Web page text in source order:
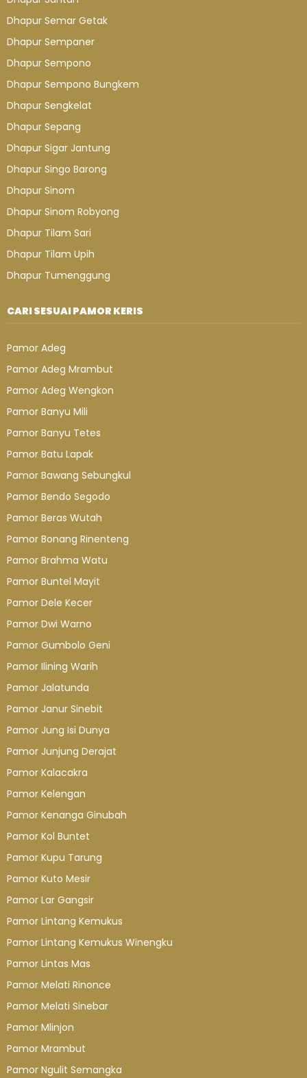
Dhapur Semar Getak
Dhapur Sempaner
Dhapur Sempono
Dhapur Sempono Bungkem
Dhapur Sengkelat
Dhapur Sepang
Dhapur Sigar Jantung
Dhapur Singo Barong
Dhapur Sinom
Dhapur Sinom Robyong
Dhapur Tilam Sari
Dhapur Tilam Upih
Dhapur Tumenggung
CARI SESUAI PAMOR KERIS
Pamor Adeg
Pamor Adeg Mrambut
Pamor Adeg Wengkon
Pamor Banyu Mili
Pamor Banyu Tetes
Pamor Batu Lapak
Pamor Bawang Sebungkul
Pamor Bendo Segodo
Pamor Beras Wutah
Pamor Bonang Rinenteng
Pamor Brahma Watu
Pamor Buntel Mayit
Pamor Dele Kecer
Pamor Dwi Warno
Pamor Gumbolo Geni
Pamor Ilining Warih
Pamor Jalatunda
Pamor Janur Sinebit
Pamor Jung Isi Dunya
Pamor Junjung Derajat
Pamor Kalacakra
Pamor Kelengan
Pamor Kenanga Ginubah
Pamor Kol Buntet
Pamor Kupu Tarung
Pamor Kuto Mesir
Pamor Lar Gangsir
Pamor Lintang Kemukus
Pamor Lintang Kemukus Winengku
Pamor Lintas Mas
Pamor Melati Rinonce
Pamor Melati Sinebar
Pamor Mlinjon
Pamor Mrambut
Pamor Ngulit Semangka